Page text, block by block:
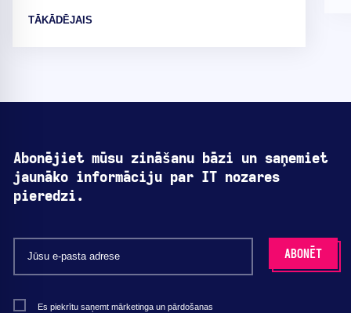
TĀKĀDĒJAIS
Abonējiet mūsu zināšanu bāzi un saņemiet
jaunāko informāciju par IT nozares
pieredzi.
Es piekrītu saņemt mārketinga un pārdošanas